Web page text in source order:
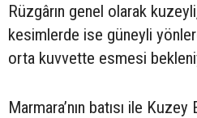
Rüzgârın genel olarak
kesimlerde ise güneyli
orta kuvvette esmesi
Marmara’nın batısı ile Kuzey